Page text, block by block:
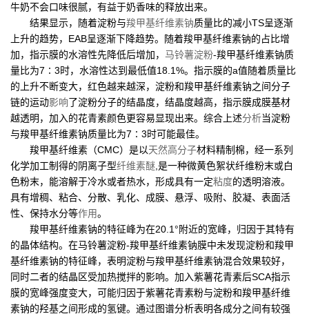
牛奶不会口味很腻，有益于奶香味的释放出来。
结果显示，随着淀粉与羧甲基纤维素钠质量比的减小TS呈逐渐
上升的趋势，EAB呈逐渐下降趋势。随着羧甲基纤维素钠的占比增
加，指示膜的水溶性先降低后增加， 马铃薯淀粉-羧甲基纤维素钠质
量比为7∶3时，水溶性达到最低值18.1%。指示膜的a值随着质量比
的上升不断变大，红色越来越深，淀粉和羧甲基纤维素钠之间分子
链的运动影响了淀粉分子的结晶度，结晶度越高，指示膜成膜基材
越透明，加入的花青素颜色更容易显现出来。综合上述分析当淀粉
与羧甲基纤维素钠质量比为7∶3时可能最佳。
羧甲基纤维素（CMC）是以天然高分子材料精制棉，经一系列
化学加工制得的阴离子型纤维素醚 ,是一种微黄色絮状纤维粉末或白
色粉末，能溶解于冷水或者热水，形成具有一定粘度的透明溶液。
具有增稠、粘合、分散、乳化、成膜、悬浮、吸附、胶凝、表面活
性、保持水分等作用。
羧甲基纤维素钠的特征峰为在20.1°附近的宽峰，归因于其特有
的晶体结构。在马铃薯淀粉-羧甲基纤维素钠膜中未发现淀粉和羧甲
基纤维素钠的特征峰，表明淀粉与羧甲基纤维素钠混合效果较好，
同时二者的结晶区受加热搅拌的影响。加入紫薯花青素后SCA指示
膜的宽峰强度变大，可能归因于紫薯花青素粉与淀粉和羧甲基纤维
素钠的羟基之间形成的氢键。通过图谱分析表明各成分之间有较强